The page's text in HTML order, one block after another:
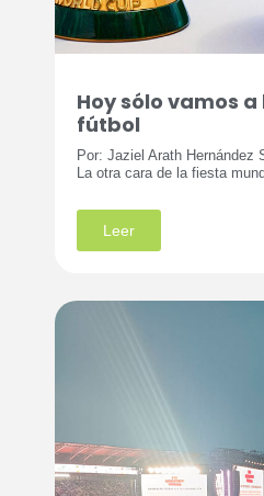
Hoy sólo vamos
fútbol
Por: Jaziel Arath Hernández
La otra cara de la fiesta
Leer